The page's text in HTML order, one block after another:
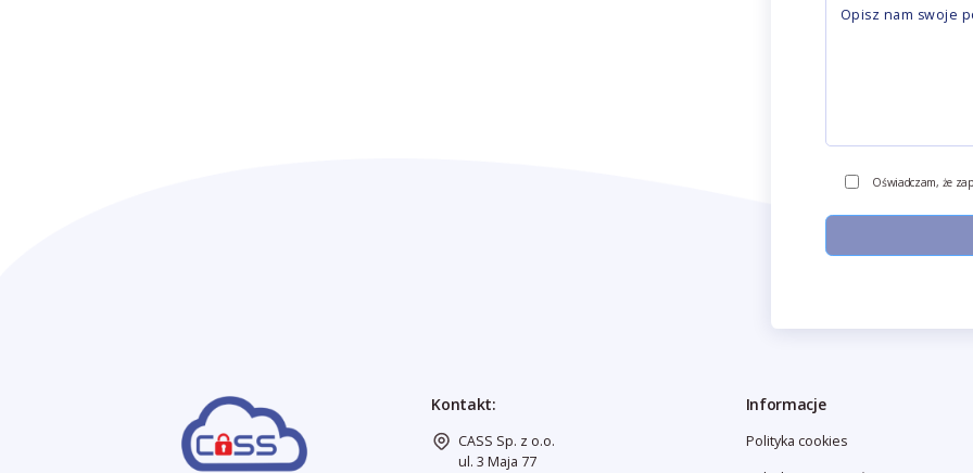
Oświadczam, że
Kontakt:
CASS Sp. z o.o.
ul. 3 Maja 77
Informacje
Polityka cookies